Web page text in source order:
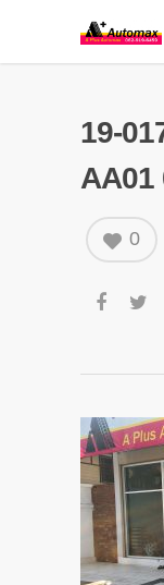
19-
AA01
0